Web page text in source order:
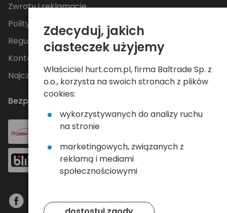
Zwroty i reklamacje
Polityka Prywatności
Regulamin
Kontakt
Najczęściej zadawane pytania
Bezpieczne płatności
Zdecyduj, jakich
ciasteczek użyjemy
Właściciel hurt.com.pl, firma Baltrade Sp. z
o.o., korzysta na swoich stronach z plików
cookies:
wykorzystywanych do analizy ruchu
na stronie
marketingowych, związanych z
reklamą i mediami
społecznościowymi